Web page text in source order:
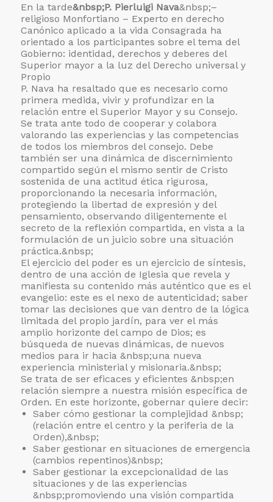
En la tarde&nbsp;P. Pierluigi Nava&nbsp;–
religioso Monfortiano – Experto en derecho
Canónico aplicado a la vida Consagrada ha
orientado a los participantes sobre el tema del
Gobierno: identidad, derechos y deberes del
Superior mayor a la luz del Derecho universal y
Propio
P. Nava ha resaltado que es necesario como
primera medida, vivir y profundizar en la
relación entre el Superior Mayor y su Consejo.
Se trata ante todo de cooperar y colabora
valorando las experiencias y las competencias
de todos los miembros del consejo. Debe
también ser una dinámica de discernimiento
compartido según el mismo sentir de Cristo
sostenida de una actitud ética rigurosa,
proporcionando la necesaria información,
protegiendo la libertad de expresión y del
pensamiento, observando diligentemente el
secreto de la reflexión compartida, en vista a la
formulación de un juicio sobre una situación
práctica.&nbsp;
El ejercicio del poder es un ejercicio de síntesis,
dentro de una acción de Iglesia que revela y
manifiesta su contenido más auténtico que es el
evangelio: este es el nexo de autenticidad; saber
tomar las decisiones que van dentro de la lógica
limitada del propio jardín, para ver el más
amplio horizonte del campo de Dios; es
búsqueda de nuevas dinámicas, de nuevos
medios para ir hacia &nbsp;una nueva
experiencia ministerial y misionaria.&nbsp;
Se trata de ser eficaces y eficientes &nbsp;en
relación siempre a nuestra misión específica de
Orden. En este horizonte, gobernar quiere decir:
Saber cómo gestionar la complejidad &nbsp;
(relación entre el centro y la periferia de la
Orden),&nbsp;
Saber gestionar en situaciones de emergencia
(cambios repentinos)&nbsp;
Saber gestionar la excepcionalidad de las
situaciones y de las experiencias
&nbsp;promoviendo una visión compartida